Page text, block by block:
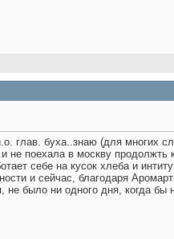
глав. буха..знаю (для многих
поехала в москву продолжть
себе на кусок хлеба и
и сейчас, благодаря
было ни одного дня, когда бы